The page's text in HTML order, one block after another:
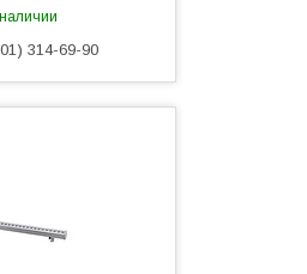
314-69-90